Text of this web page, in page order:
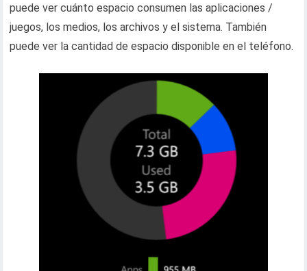
puede ver cuánto espacio consumen las aplicaciones /
juegos, los medios, los archivos y el sistema. También
puede ver la cantidad de espacio disponible en el teléfono.